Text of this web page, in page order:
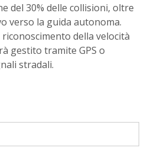
del 30% delle collisioni, oltre
verso la guida autonoma.
della velocità
gestito tramite GPS o
stradali.